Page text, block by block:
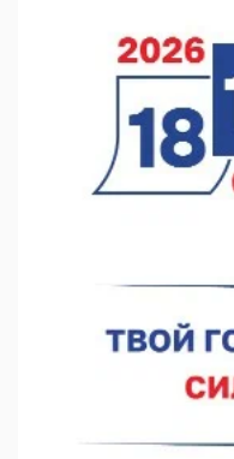
07.08.2026 12:15
В Нижнем Новгороде
07.08.2026 12:04